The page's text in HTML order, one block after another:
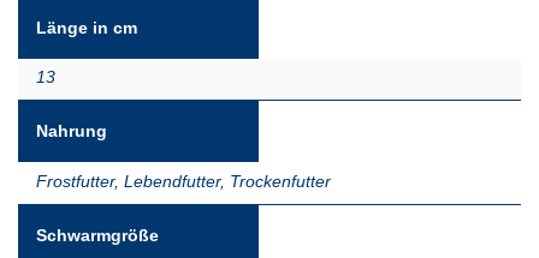
Länge in cm
13
Nahrung
Frostfutter, Lebendfutter, Trockenfutter
Schwarmgröße